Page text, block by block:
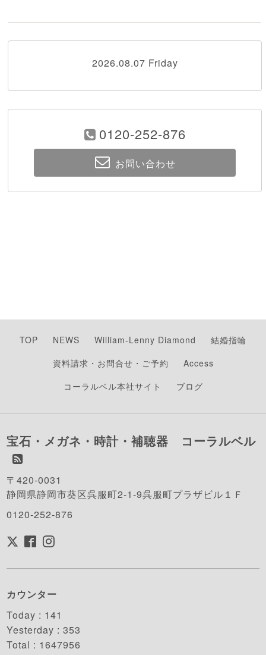
2026.08.07 Friday
0120-252-876
お問い合わせ
TOP NEWS William-Lenny Diamond
結婚指輪
資料請求・お問合せ・ご予約
Access
コーラルベル本社サイト
ブログ
宝石・メガネ・時計・補聴器 コーラルベル
〒420-0031
静岡県静岡市葵区呉服町2-1-9呉服町プラザビル１Ｆ
0120-252-876
カウンター
Today : 141
Yesterday :353
Total : 1647956